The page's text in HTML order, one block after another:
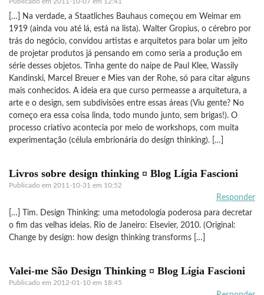
[…] Na verdade, a Staatliches Bauhaus começou em Weimar em
1919 (ainda vou até lá, está na lista). Walter Gropius, o cérebro por
trás do negócio, convidou artistas e arquitetos para bolar um jeito
de projetar produtos já pensando em como seria a produção em
série desses objetos. Tinha gente do naipe de Paul Klee, Wassily
Kandinski, Marcel Breuer e Mies van der Rohe, só para citar alguns
mais conhecidos. A ideia era que curso permeasse a arquitetura, a
arte e o design, sem subdivisões entre essas áreas (Viu gente? No
começo era essa coisa linda, todo mundo junto, sem brigas!). O
processo criativo acontecia por meio de workshops, com muita
experimentação (célula embrionária do design thinking). […]
Livros sobre design thinking ¤ Blog Lígia Fascioni
Publicado em 2011-10-31 em 10:52
Responder
[…] Tim. Design Thinking: uma metodologia poderosa para decretar
o fim das velhas ideias. Rio de Janeiro: Elsevier, 2010. (Original:
Change by design: how design thinking transforms […]
Valei-me São Design Thinking ¤ Blog Lígia Fascioni
Publicado em 2012-01-10 em 18:45